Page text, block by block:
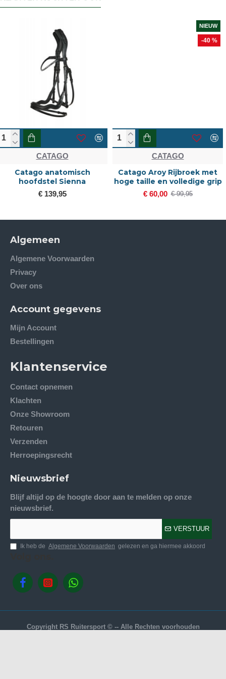
CATAGO
Catago Aroy Rijbroek met
hoge taille en volledige grip
€ 60,00 € 99,95
CATAGO
Catago Bamboo
zomerdeken
€ 99,95
Algemeen
Algemene Voorwaarden
Privacy
Over ons
Account gegevens
Mijn Account
Bestellingen
Klantenservice
Contact opnemen
Klachten
Onze Showroom
Retouren
Verzenden
Herroepingsrecht
Nieuwsbrief
Blijf altijd op de hoogte door aan te melden op onze
nieuwsbrief.
VERSTUUR
Ik heb de Algemene Voorwaarden gelezen en ga hiermee akkoord
Copyright RS Ruitersport © -- Alle Rechten voorhouden